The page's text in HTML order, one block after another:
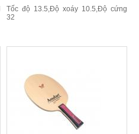
Tốc độ 13.5,Độ xoáy 10.5,Độ cứng
32